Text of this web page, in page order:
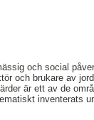
och social
och brukare av
är ett av de
inventerats